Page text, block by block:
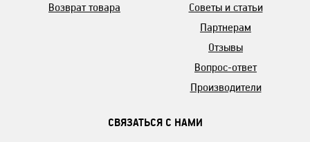
Возврат товара
Советы и статьи
Партнерам
Отзывы
Вопрос-ответ
Производители
СВЯЗАТЬСЯ С НАМИ